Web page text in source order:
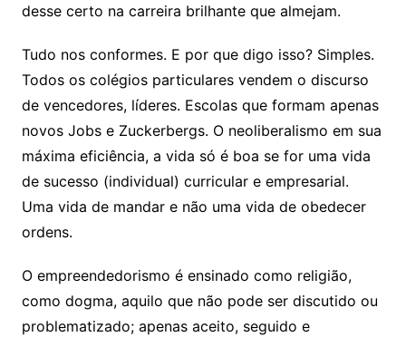
desse certo na carreira brilhante que almejam.
Tudo nos conformes. E por que digo isso? Simples.
Todos os colégios particulares vendem o discurso
de vencedores, líderes. Escolas que formam apenas
novos Jobs e Zuckerbergs. O neoliberalismo em sua
máxima eficiência, a vida só é boa se for uma vida
de sucesso (individual) curricular e empresarial.
Uma vida de mandar e não uma vida de obedecer
ordens.
O empreendedorismo é ensinado como religião,
como dogma, aquilo que não pode ser discutido ou
problematizado; apenas aceito, seguido e